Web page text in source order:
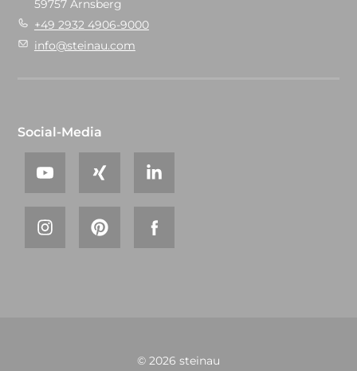
59757 Arnsberg
+49 2932 4906-9000
info@steinau.com
Social-Media
© 2026 steinau